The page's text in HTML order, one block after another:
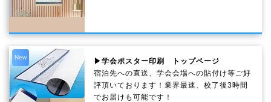
New
▶学会ポスター印刷 トップページ
宿泊先への直送、学会会場への貼付け等ご好
評頂いております！業界最速、校了後3時間
でお届けも可能です！